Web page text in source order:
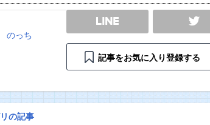
のっち
SHARE
記事をお気に入り登録する
の記事